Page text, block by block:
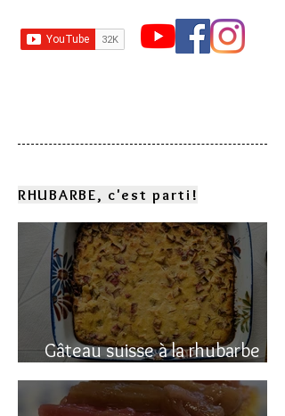
RHUBARBE, c'est parti!
Gâteau suisse à la rhubarbe
(avec polenta)